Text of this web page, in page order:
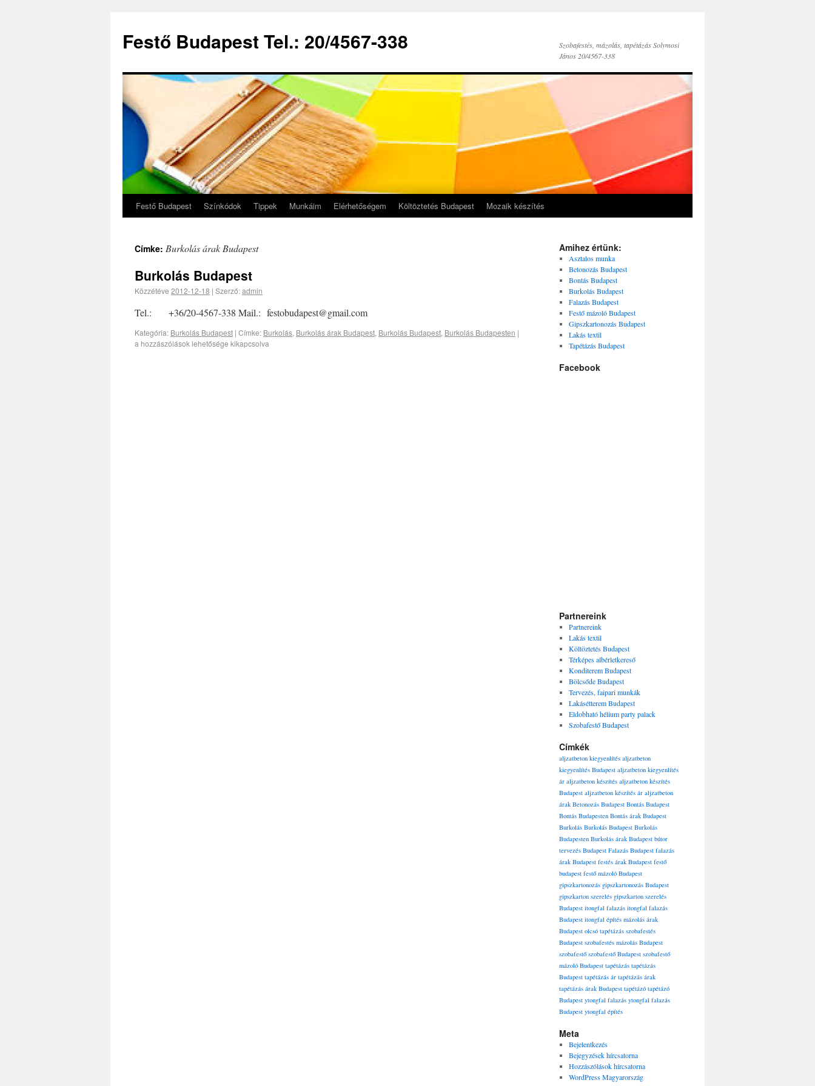
Festő Budapest Tel.: 20/4567-338
Szobafestés, mázolás, tapétázás Solymosi
János 20/4567-338
Festő Budapest Színkódok Tippek Munkáim Elérhetőségem Költöztetés Budapest Mozaik készítés
Címke: Burkolás árak Budapest
Burkolás Budapest
Közzétéve 2012-12-18 | Szerző:admin
Tel.: +36/20-4567-338 Mail.: festobudapest@gmail.com
Kategória: Burkolás Budapest | Címke: Burkolás, Burkolás árak Budapest, Burkolás Budapest, Burkolás Budapesten |
a hozzászólások lehetősége kikapcsolva
Amihez értünk:
Asztalos munka
Betonozás Budapest
Bontás Budapest
Burkolás Budapest
Falazás Budapest
Festő mázoló Budapest
Gipszkartonozás Budapest
Lakás textil
Tapétázás Budapest
Facebook
Partnereink
Partnereink
Lakás textil
Költöztetés Budapest
Térképes albérletkereső
Konditerem Budapest
Bölcsőde Budapest
Tervezés, faipari munkák
Lakásétterem Budapest
Eldobható hélium party palack
Szobafestő Budapest
Címkék
aljzatbeton kiegyenlítés aljzatbeton
kiegyenlítés Budapest aljzatbeton kiegyenlítés
ár aljzatbeton készítés aljzatbeton készítés
Budapest aljzatbeton készítés ár aljzatbeton
árak Betonozás Budapest Bontás Budapest
Bontás Budapesten Bontás árak Budapest
Burkolás Burkolás Budapest Burkolás
Budapesten Burkolás árak Budapest bútor
tervezés Budapest Falazás Budapest falazás
árak Budapest festés árak Budapest festő
budapest festő mázoló Budapest
gipszkartonozás gipszkartonozás Budapest
gipszkarton szerelés gipszkarton szerelés
Budapest itongfal falazás itongfal falazás
Budapest itongfal építés mázolás árak
Budapest olcsó tapétázás szobafestés
Budapest szobafestés mázolás Budapest
szobafestő szobafestő Budapest szobafestő
mázoló Budapest tapétázás tapétázás
Budapest tapétázás ár tapétázás árak
tapétázás árak Budapest tapétázó tapétázó
Budapest ytongfal falazás ytongfal falazás
Budapest ytongfal építés
Meta
Bejelentkezés
Bejegyzések hírcsatorna
Hozzászólások hírcsatorna
WordPress Magyarország